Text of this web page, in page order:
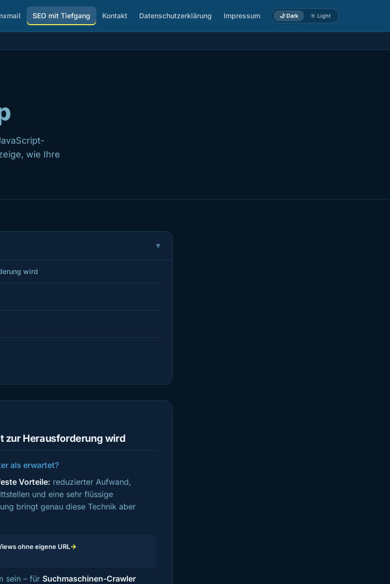
SEO mit Tiefgang Kontakt Datenschutzerklärung Impressum 🌙 Dark ☀️ Light
wie Ihre
wird
zur Herausforderung wird
als erwartet?
Vorteile: reduzierter Aufwand,
und eine sehr flüssige
bringt genau diese Technik aber
ohne eigene URL→
sein – für Suchmaschinen-Crawler